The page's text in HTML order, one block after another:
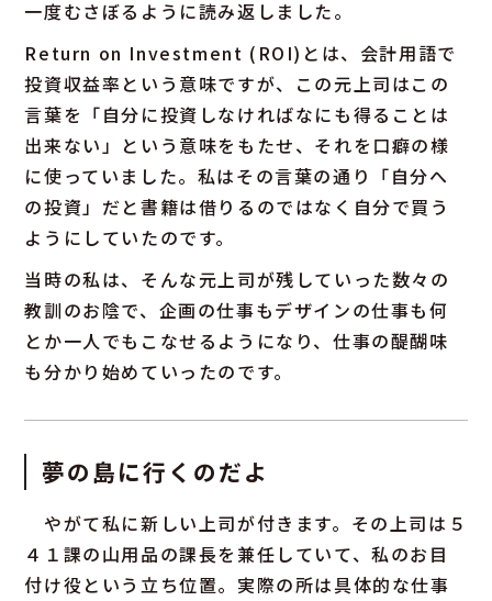
一度むさぼるように読み返しました。
Return on Investment (ROI)とは、会計用語で
投資収益率という意味ですが、この元上司はこの
言葉を「自分に投資しなければなにも得ることは
出来ない」という意味をもたせ、それを口癖の様
に使っていました。私はその言葉の通り「自分へ
の投資」だと書籍は借りるのではなく自分で買う
ようにしていたのです。
当時の私は、そんな元上司が残していった数々の
教訓のお陰で、企画の仕事もデザインの仕事も何
とか一人でもこなせるようになり、仕事の醍醐味
も分かり始めていったのです。
夢の島に行くのだよ
やがて私に新しい上司が付きます。その上司は５
４１課の山用品の課長を兼任していて、私のお目
付け役という立ち位置。実際の所は具体的な仕事